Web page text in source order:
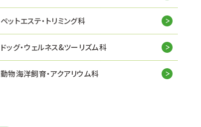
ペットエステ・トリミング科
ドッグ・ウェルネス&ツーリズム科
動物海洋飼育・アクアリウム科